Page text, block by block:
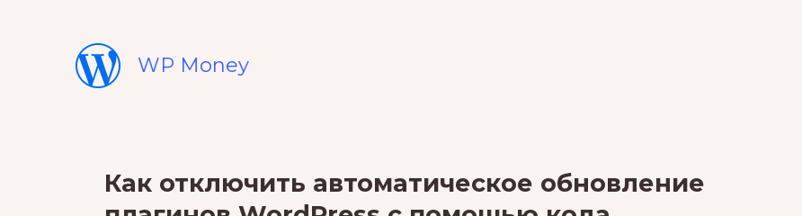
WP Money
Как отключить автоматическое обновление